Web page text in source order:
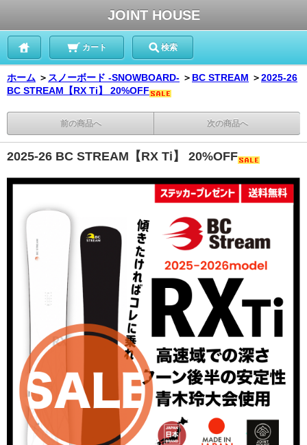
JOINT HOUSE
カート 検索
ホーム ＞ スノーボード -SNOWBOARD- ＞ BC STREAM ＞2025-26
BC STREAM【RX Ti】 20%OFF
前の商品へ 次の商品へ
2025-26 BC STREAM【RX Ti】 20%OFF